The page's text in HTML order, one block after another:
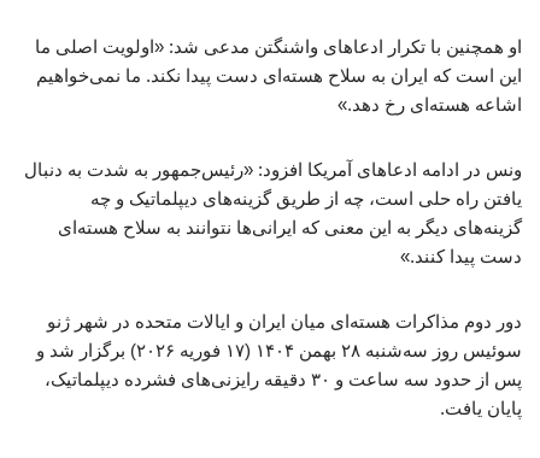
او همچنین با تکرار ادعاهای واشنگتن مدعی شد: «اولویت اصلی ما
این است که ایران به سلاح هسته‌ای دست پیدا نکند. ما نمی‌خواهیم
اشاعه هسته‌ای رخ دهد.»
ونس در ادامه ادعاهای آمریکا افزود: «رئیس‌جمهور به شدت به‌ دنبال
یافتن راه‌ حلی است، چه از طریق گزینه‌های دیپلماتیک و چه
گزینه‌های دیگر به این معنی که ایرانی‌ها نتوانند به سلاح هسته‌ای
دست پیدا کنند.»
دور دوم مذاکرات هسته‌ای میان ایران و ایالات متحده در شهر ژنو
سوئیس روز سه‌شنبه ۲۸ بهمن ۱۴۰۴ (۱۷ فوریه ۲۰۲۶) برگزار شد و
پس از حدود سه ساعت و ۳۰ دقیقه رایزنی‌های فشرده دیپلماتیک،
پایان یافت.